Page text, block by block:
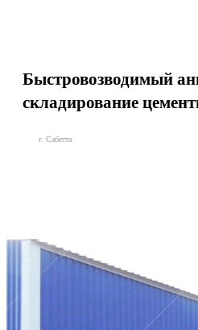
Быстровозводимый
складирование
г. Сабетта